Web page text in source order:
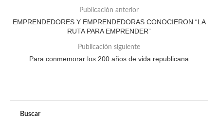
Publicación anterior
EMPRENDEDORES Y EMPRENDEDORAS CONOCIERON “LA
RUTA PARA EMPRENDER”
Publicación siguiente
Para conmemorar los 200 años de vida republicana
Buscar